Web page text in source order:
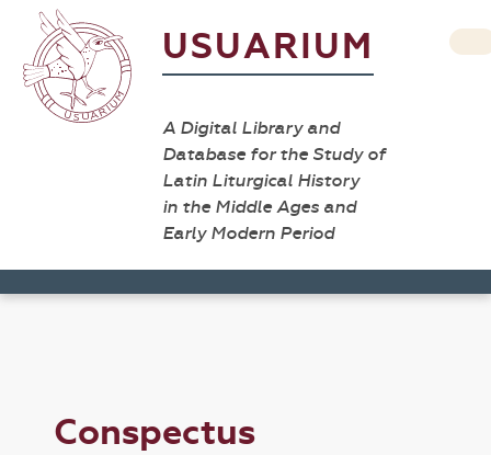
USUARIUM
A Digital Library and
Database for the Study of
Latin Liturgical History
in the Middle Ages and
Early Modern Period
Conspectus